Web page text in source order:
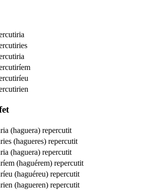
(haguera) repercutit
(hagueres) repercutit
(haguera) repercutit
(haguérem) repercutit
(haguéreu) repercutit
(hagueren) repercutit